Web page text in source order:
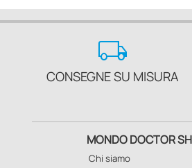
local_shipping
CONSEGNE SU MISURA
MONDO DOCTOR
Chi siamo